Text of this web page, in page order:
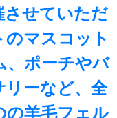
させていただ
マスコット
、ポーチやバ
リーなど、全
の羊毛フェル